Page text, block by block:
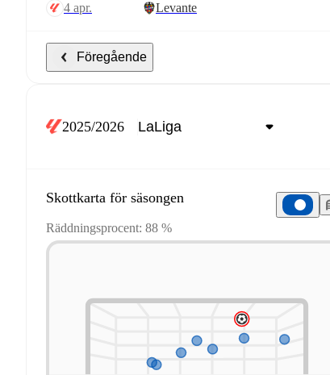
4 apr. Levante
Föregående
2025/2026
Skottkarta för säsongen
Räddningsprocent: 88 %